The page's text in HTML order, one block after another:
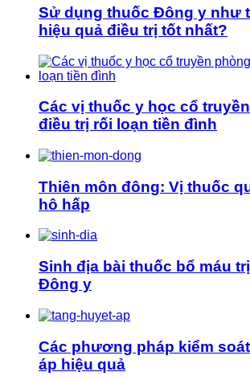
Sử dụng thuốc Đông y như
hiệu quả điều trị tốt nhất?
Các vị thuốc y học cổ
điều trị rối loạn tiền đình
Thiên môn đông: Vị thuốc
hô hấp
Sinh địa bài thuốc bổ máu
Đông y
Các phương pháp kiểm
áp hiệu quả